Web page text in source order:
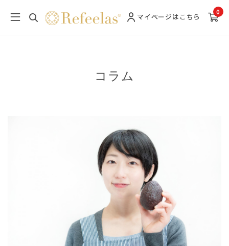
マイページはこちら
0
コラム